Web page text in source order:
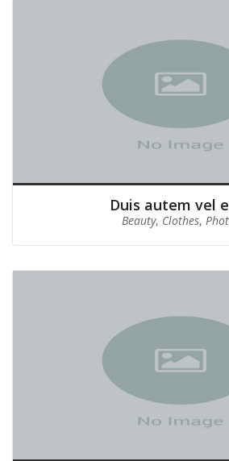
Duis autem vel
Beauty, Clothes,